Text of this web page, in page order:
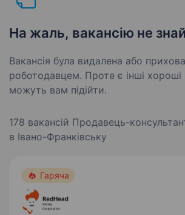
На жаль, вакансію не
Вакансія була видалена або
роботодавцем. Проте є інші хороші
можуть вам підійти.
178 вакансій Продавець-
в Івано-Франківську
Гаряча